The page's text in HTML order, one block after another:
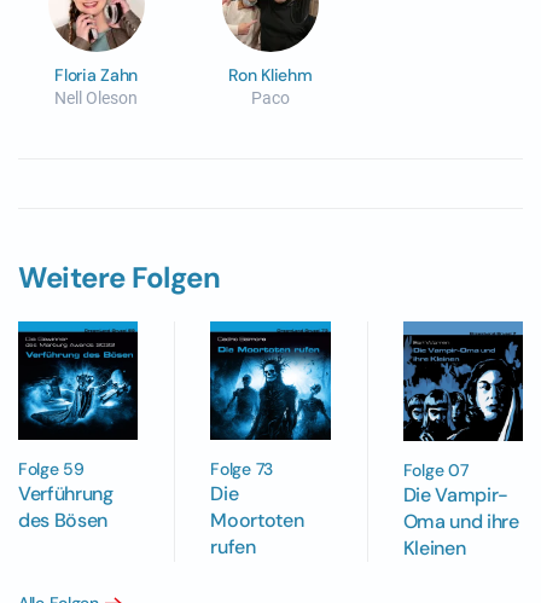
Floria Zahn
Nell Oleson
Ron Kliehm
Paco
Weitere Folgen
Folge 59
Verführung
des Bösen
Folge 73
Die
Moortoten
rufen
Folge 07
Die Vampir-
Oma und ihre
Kleinen